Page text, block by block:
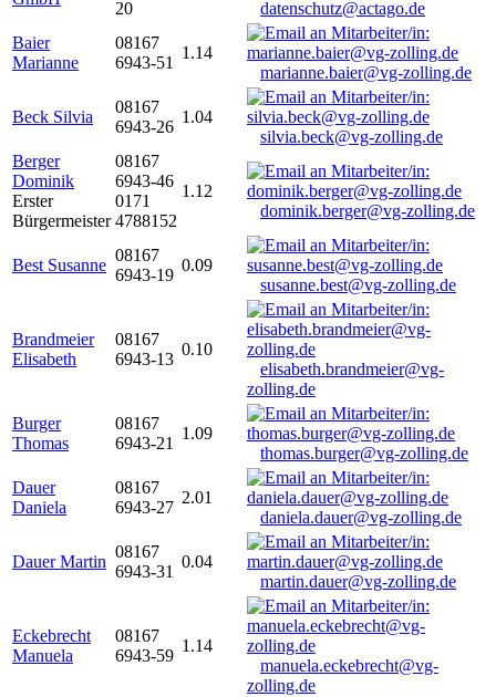
20
datenschutz@actago.de
Baier
Marianne
08167
6943-51
1.14
marianne.baier@vg-zolling.de
Beck Silvia
08167
6943-26
1.04
silvia.beck@vg-zolling.de
Berger
Dominik
Erster
Bürgermeister
08167
6943-46
0171
4788152
1.12
dominik.berger@vg-zolling.de
Best Susanne
08167
6943-19
0.09
susanne.best@vg-zolling.de
Brandmeier
Elisabeth
08167
6943-13
0.10
elisabeth.brandmeier@vg-
zolling.de
Burger
Thomas
08167
6943-21
1.09
thomas.burger@vg-zolling.de
Dauer
Daniela
08167
6943-27
2.01
daniela.dauer@vg-zolling.de
Dauer Martin
08167
6943-31
0.04
martin.dauer@vg-zolling.de
Eckebrecht
Manuela
08167
6943-59
1.14
manuela.eckebrecht@vg-
zolling.de